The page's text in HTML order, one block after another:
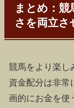
まとめ：競
さを両立さ
競馬をより楽し
資金配分は非常
画的にお金を使